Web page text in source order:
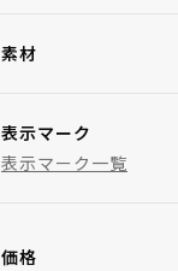
素材
表示マーク
表示マーク一覧
価格